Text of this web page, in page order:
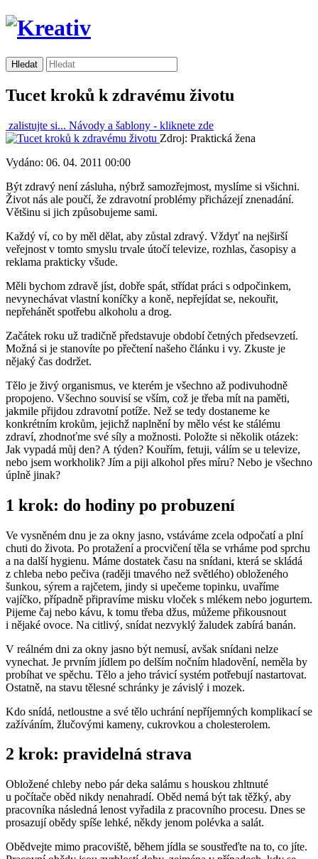
Tucet kroků k zdravému životu
zalistujte si... Návody a šablony - kliknete zde
Zdroj: Praktická žena
Vydáno: 06. 04. 2011 00:00
Být zdravý není zásluha, nýbrž samozřejmost, myslíme si všichni.
Život nás ale poučí, že zdravotní problémy přicházejí znenadání.
Většinu si jich způsobujeme sami.
Každý ví, co by měl dělat, aby zůstal zdravý. Vždyť na nejširší
veřejnost v tomto smyslu trvale útočí televize, rozhlas, časopisy a
reklama prakticky všude.
Měli bychom zdravě jíst, dobře spát, střídat práci s odpočinkem,
nevynechávat vlastní koníčky a koně, nepřejídat se, nekouřit,
nepřehánět spotřebu alkoholu a drog.
Začátek roku už tradičně představuje období četných předsevzetí.
Možná si je stanovíte po přečtení našeho článku i vy. Zkuste je
nějaký čas dodržet.
Tělo je živý organismus, ve kterém je všechno až podivuhodně
propojeno. Všechno souvisí se vším, což je třeba mít na paměti,
jakmile přijdou zdravotní potíže. Než se tedy dostaneme ke
konkrétním krokům, jejichž naplnění by mělo vést ke stálému
zdraví, zhodnoťme své síly a možnosti. Položte si několik otázek:
Jak vypadá můj den? A týden? Kouřím, fetuji, válím se u televize,
nebo jsem workholik? Jím a piji alkohol přes míru? Nebo je všechno
úplně jinak?
1 krok: do hodiny po probuzení
Ve vysněném dnu je za okny jasno, vstáváme zcela odpočatí a plní
chuti do života. Po protažení a procvičení těla se vrháme pod sprchu
a na další hygienu. Máme dostatek času na snídani, která se skládá
z chleba nebo pečiva (raději tmavého než světlého) obloženého
šunkou, sýrem a rajčetem, jindy si upečeme topinku, uvaříme
vajíčko, případně připravíme misku vloček s mlékem nebo jogurtem.
Pijeme čaj nebo kávu, k tomu třeba džus, můžeme přikousnout
i nějaké ovoce. Na citlivý, snídat nezvyklý žaludek zabírá banán.
V reálném dni za okny jasno být nemusí, avšak snídani nelze
vynechat. Je prvním jídlem po delším nočním hladovění, neměla by
probíhat ve spěchu. Tělo a jeho trávicí systém potřebují nastartovat.
Ostatně, na stavu tělesné schránky je závislý i mozek.
Kdo snídá, netloustne a své tělo uchrání nepříjemných komplikací se
zažíváním, žlučovými kameny, cukrovkou a cholesterolem.
2 krok: pravidelná strava
Obložené chleby nebo pár deka salámu s houskou zhltnuté
u počítače oběd nikdy nenahradí. Oběd nemá být tak těžký, aby
pracovníka následná lenost vyřadila z pracovního procesu. Dnes se
prosazují obědy spíše lehké, někdy jenom polévka a salát.
Obědvejte mimo pracoviště, během jídla se soustřeďte na to, co jíte.